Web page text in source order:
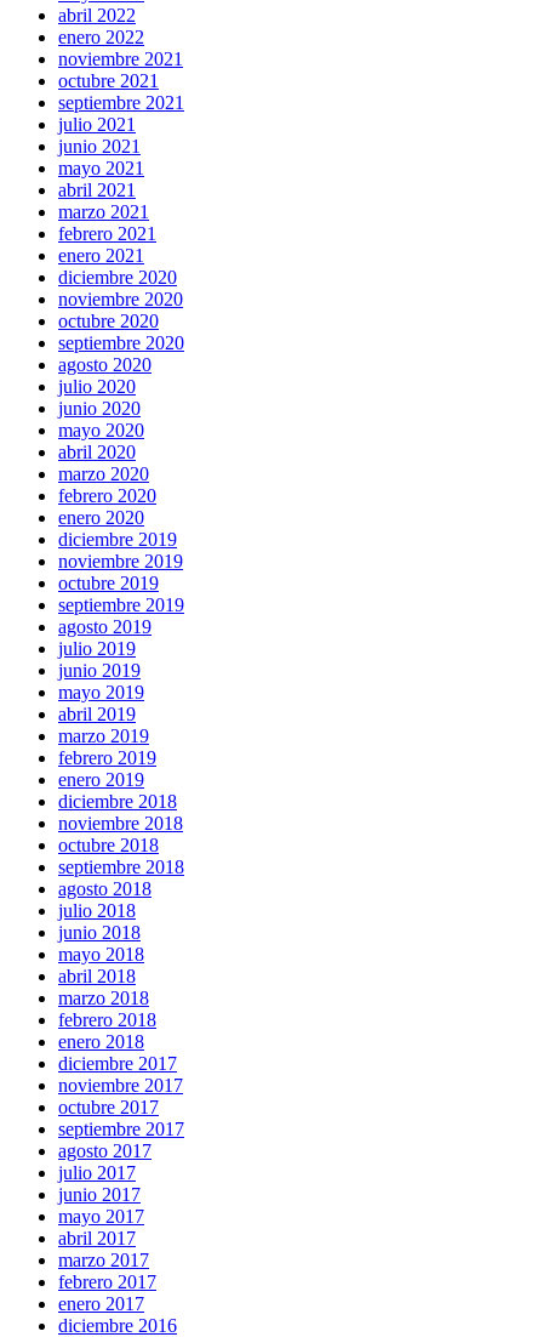
abril 2022
enero 2022
noviembre 2021
octubre 2021
septiembre 2021
julio 2021
junio 2021
mayo 2021
abril 2021
marzo 2021
febrero 2021
enero 2021
diciembre 2020
noviembre 2020
octubre 2020
septiembre 2020
agosto 2020
julio 2020
junio 2020
mayo 2020
abril 2020
marzo 2020
febrero 2020
enero 2020
diciembre 2019
noviembre 2019
octubre 2019
septiembre 2019
agosto 2019
julio 2019
junio 2019
mayo 2019
abril 2019
marzo 2019
febrero 2019
enero 2019
diciembre 2018
noviembre 2018
octubre 2018
septiembre 2018
agosto 2018
julio 2018
junio 2018
mayo 2018
abril 2018
marzo 2018
febrero 2018
enero 2018
diciembre 2017
noviembre 2017
octubre 2017
septiembre 2017
agosto 2017
julio 2017
junio 2017
mayo 2017
abril 2017
marzo 2017
febrero 2017
enero 2017
diciembre 2016